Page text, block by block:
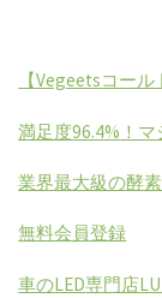
【Vegeetsコール
満足度96.4% ！
業界最大級の酵
無料会員登録
車のLED専門店